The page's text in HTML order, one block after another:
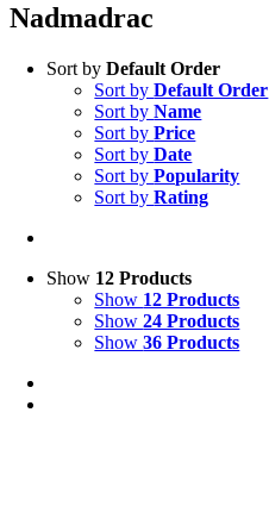
Nadmadrac
Sort byDefault Order
Sort byDefault Order
Sort byName
Sort byPrice
Sort byDate
Sort byPopularity
Sort byRating
Show 12 Products
Show 12 Products
Show24 Products
Show36 Products